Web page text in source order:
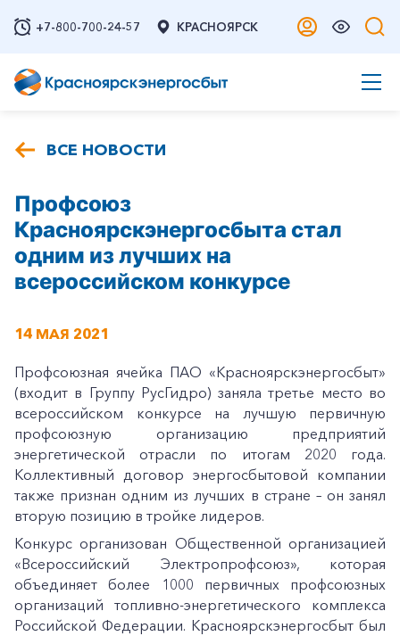
+7-800-700-24-57 КРАСНОЯРСК
ВСЕ НОВОСТИ
Профсоюз
Красноярскэнергосбыта стал
одним из лучших на
всероссийском конкурсе
14 МАЯ 2021
Профсоюзная ячейка ПАО «Красноярскэнергосбыт»
(входит в Группу РусГидро) заняла третье место во
всероссийском конкурсе на лучшую первичную
профсоюзную организацию предприятий
энергетической отрасли по итогам 2020 года.
Коллективный договор энергосбытовой компании
также признан одним из лучших в стране – он занял
вторую позицию в тройке лидеров.
Конкурс организован Общественной организацией
«Всероссийский Электропрофсоюз», которая
объединяет более 1000 первичных профсоюзных
организаций топливно-энергетического комплекса
Российской Федерации. Красноярскэнергосбыт был